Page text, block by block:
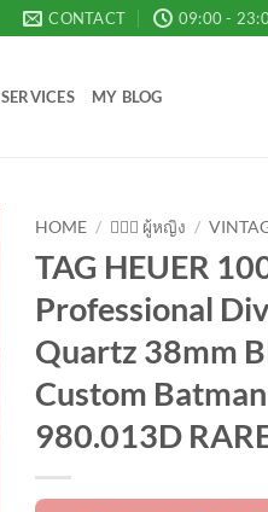
CONTACT 09:00 -
SERVICES MY BLOG
HOME / 💁🏻‍♀️ ผู้หญิง /
TAG HEUER
Professional
Quartz 38mm
Custom
980.013D